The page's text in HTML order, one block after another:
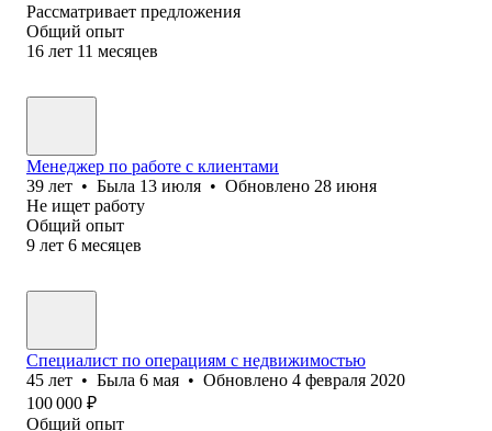
Рассматривает предложения
Общий опыт
16 лет 11 месяцев
Менеджер по работе с клиентами
39 лет • Была 13 июля • Обновлено 28 июня
Не ищет работу
Общий опыт
9 лет 6 месяцев
Специалист по операциям с недвижимостью
45 лет • Была 6 мая • Обновлено 4 февраля 2020
100 000 ₽
Общий опыт